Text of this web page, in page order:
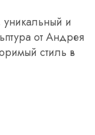
и
от Андрея
стиль в